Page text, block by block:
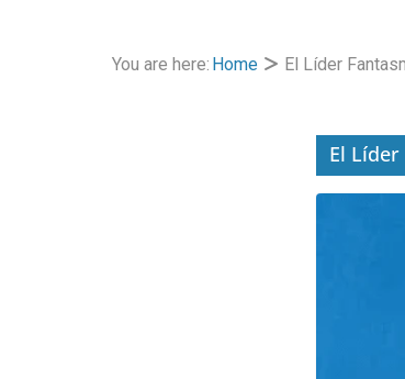
You are here: Home El Líder
El